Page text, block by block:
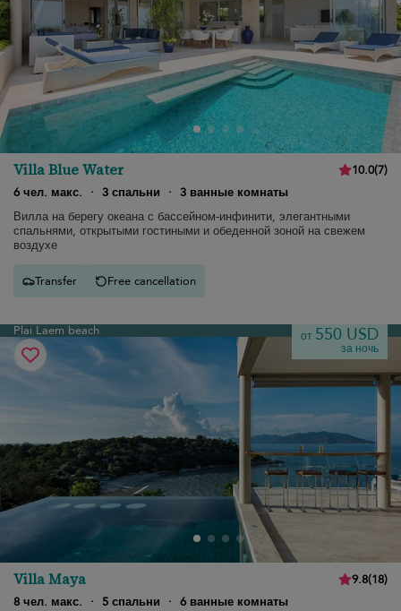
Villa Blue Water 10.0(7)
6 чел. макс.
· 3 спальни · 3 ванные комнаты
Вилла на берегу океана с бассейном-инфинити, элегантными
спальнями, открытыми гостиными и обеденной зоной на свежем
воздухе
Transfer Free cancellation
Plai Laem beach от 550 USD
за ночь
Villa Maya 9.8(18)
8 чел. макс.
· 5 спальни · 6 ванные комнаты